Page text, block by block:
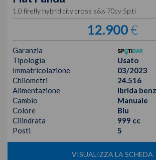
1.0 firefly hybrid city cross s&s 70cv 5p.ti
12.900€
Garanzia
Tipologia
Usato
Immatricolazione
03/2023
Chilometri
24.516
Alimentazione
Ibrida
Cambio
Manuale
Colore
Blu
Cilindrata
999 cc
Posti
5
VISUALIZZA LA SCHEDA